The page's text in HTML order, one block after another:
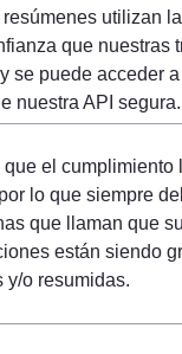
utilizan
que nuestras
se puede acceder
nuestra API segura.
que el cumplimiento
lo que siempre
que llaman que
están siendo
y/o resumidas.